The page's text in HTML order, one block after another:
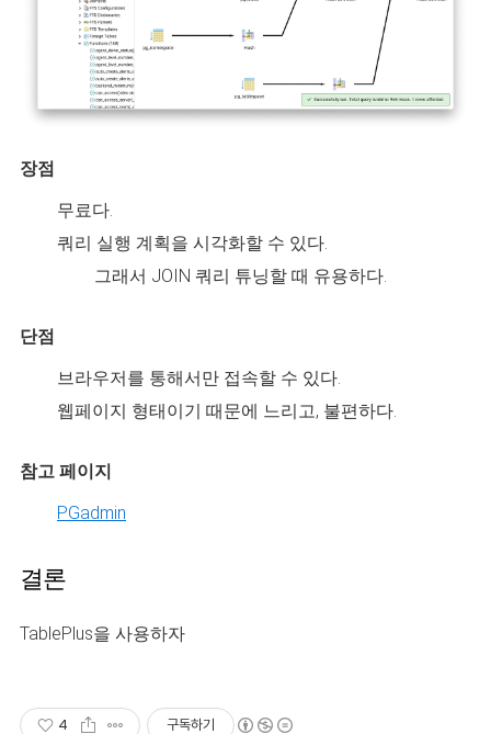
장점
무료다.
쿼리 실행 계획을 시각화할 수 있다.
그래서 JOIN 쿼리 튜닝할 때 유용하다.
단점
브라우저를 통해서만 접속할 수 있다.
웹페이지 형태이기 때문에 느리고, 불편하다.
참고 페이지
PGadmin
결론
TablePlus을 사용하자
4 구독하기